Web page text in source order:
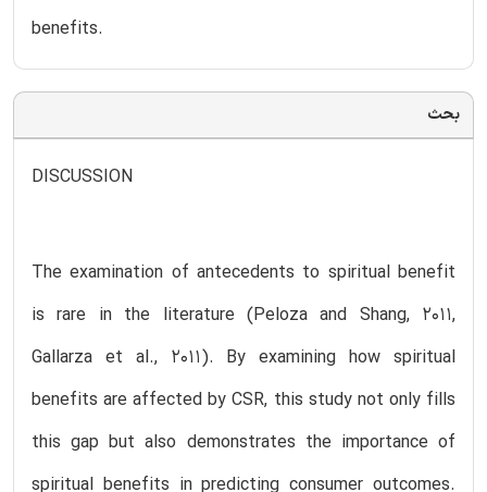
benefits.
بحث
DISCUSSION
The examination of antecedents to spiritual benefit
is rare in the literature (Peloza and Shang, 2011,
Gallarza et al., 2011). By examining how spiritual
benefits are affected by CSR, this study not only fills
this gap but also demonstrates the importance of
spiritual benefits in predicting consumer outcomes.